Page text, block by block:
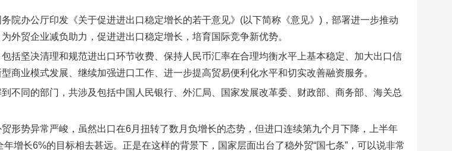
院办公厅印发《关于促进进出口稳定增长的若干意见》(以下简称《意见》)，部署进一步推动
外贸企业减负助力，促进进出口稳定增长，培育国际竞争新优势。
包括坚决清理和规范进出口环节收费、保持人民币汇率在合理均衡水平上基本稳定、加大出口信
商业模式发展、继续加强进口工作、进一步提高贸易便利化水平和切实改善融资服务。
到不同的部门，共涉及包括中国人民银行、外汇局、国家发展改革委、财政部、商务部、海关总
形势异常严峻，虽然出口在6月扭转了数月负增长的态势，但进口连续第九个月下降，上半年
增长6%的目标相去甚远。正是在这样的背景下，国家层面出台了稳外贸“国七条”，可以说非常